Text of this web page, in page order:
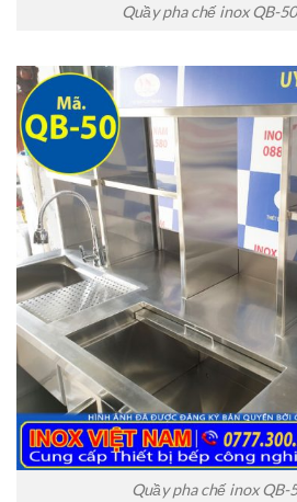
Quầy pha chế inox QB-
Quầy pha chế inox QB-